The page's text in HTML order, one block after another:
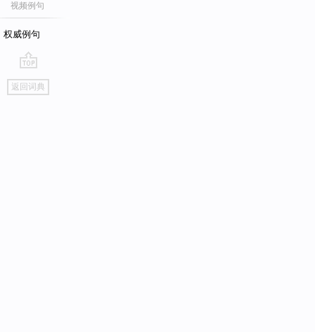
视频例句
权威例句
go
top
返回词典